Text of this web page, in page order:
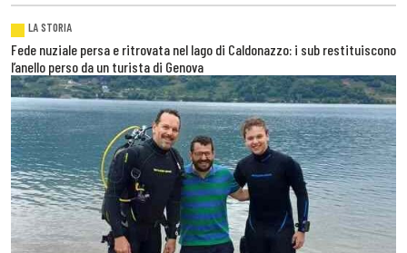
LA STORIA
Fede nuziale persa e ritrovata nel lago di Caldonazzo: i sub restituiscono
l’anello perso da un turista di Genova